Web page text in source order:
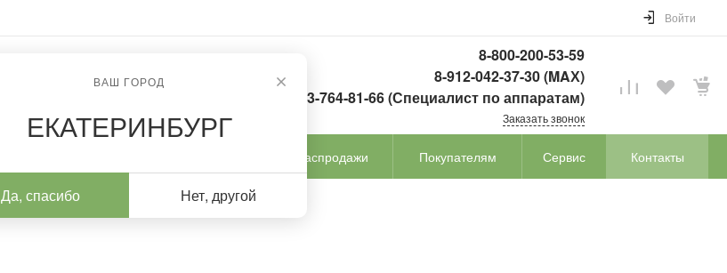
ВАШ ГОРОД
ЕКАТЕРИНБУРГ
Да, спасибо Нет, другой
Войти
8-800-200-53-59
8-912-042-37-30 (MAХ)
8-963-764-81-66 (Специалист по аппаратам)
Заказать звонок
Распродажи Покупателям Сервис Контакты